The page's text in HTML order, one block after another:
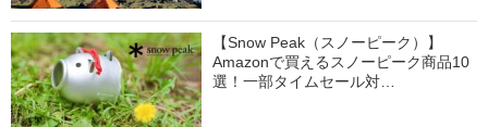
【Snow Peak（スノーピーク）】
Amazonで買えるスノーピーク商品10
選！一部タイムセール対…